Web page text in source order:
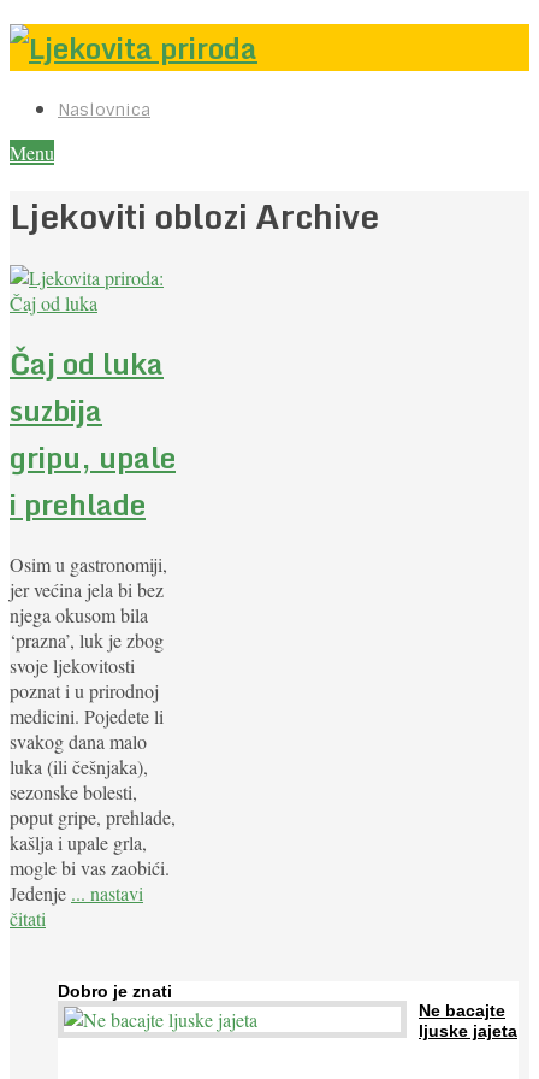
Naslovnica
Menu
Ljekoviti oblozi Archive
Čaj od luka
suzbija
gripu, upale
i prehlade
Osim u gastronomiji,
jer većina jela bi bez
njega okusom bila
‘prazna’, luk je zbog
svoje ljekovitosti
poznat i u prirodnoj
medicini. Pojedete li
svakog dana malo
luka (ili češnjaka),
sezonske bolesti,
poput gripe, prehlade,
kašlja i upale grla,
mogle bi vas zaobići.
Jedenje ... nastavi
čitati
Dobro je znati
Ne bacajte
ljuske jajeta